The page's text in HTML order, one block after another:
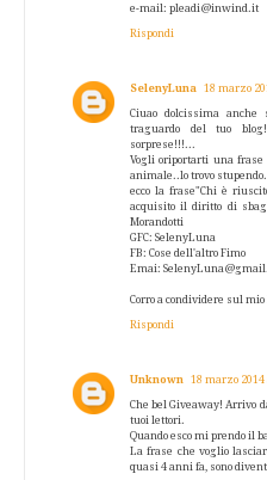
e-mail: pleadi@inwind.it
Rispondi
SelenyLuna 18 marzo
Ciuao dolcissima
traguardo del tuo
sorprese!!!...
Vogli oriportarti una frase
animale..lo trovo
ecco la frase"Chi è
acquisito il diritto di
Morandotti
GFC: SelenyLuna
FB: Cose dell'altro Fimo
Emai:
Corro a condividere sul
Rispondi
Unknown 18 marzo 2014
Che bel Giveaway! Arrivo
tuoi lettori.
Quando esco mi prendo il
La frase che voglio
quasi 4 anni fa, sono